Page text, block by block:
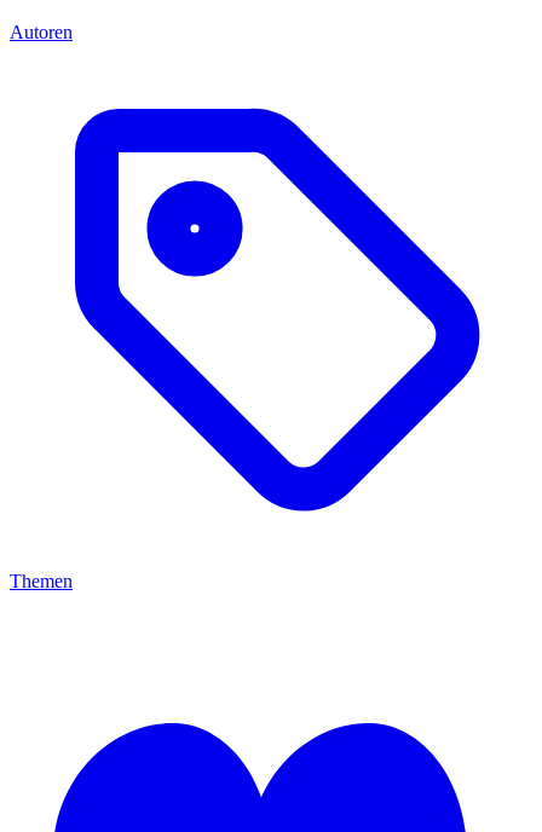
Autoren
Themen